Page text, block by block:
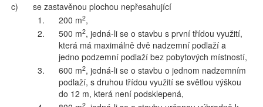
c)
se zastavěnou plochou nepřesahující
1.
200 m2,
2.
500 m2, jedná-li se o stavbu s první třídou využití,
která má maximálně dvě nadzemní podlaží a
jedno podzemní podlaží bez pobytových místností,
3.
600 m2, jedná-li se o stavbu o jednom nadzemním
podlaží, s druhou třídou využití se světlou výškou
do 12 m, která není podsklepená,
2